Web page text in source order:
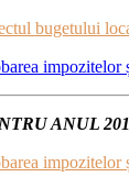
bugetului
ANUL